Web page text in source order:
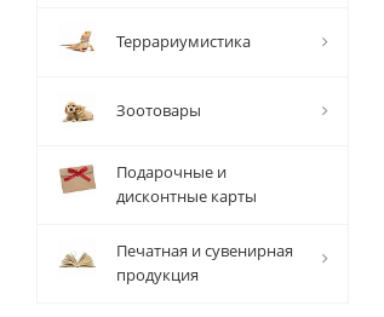
Террариумистика
Зоотовары
Подарочные и
дисконтные карты
Печатная и сувенирная
продукция